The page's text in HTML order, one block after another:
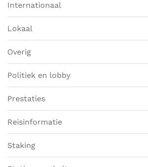
Internationaal
Lokaal
Overig
Politiek en lobby
Prestaties
Reisinformatie
Staking